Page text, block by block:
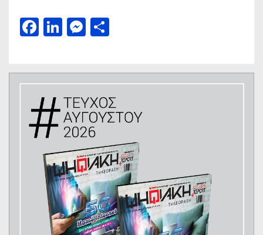
Facebook
LinkedIn
Messenger